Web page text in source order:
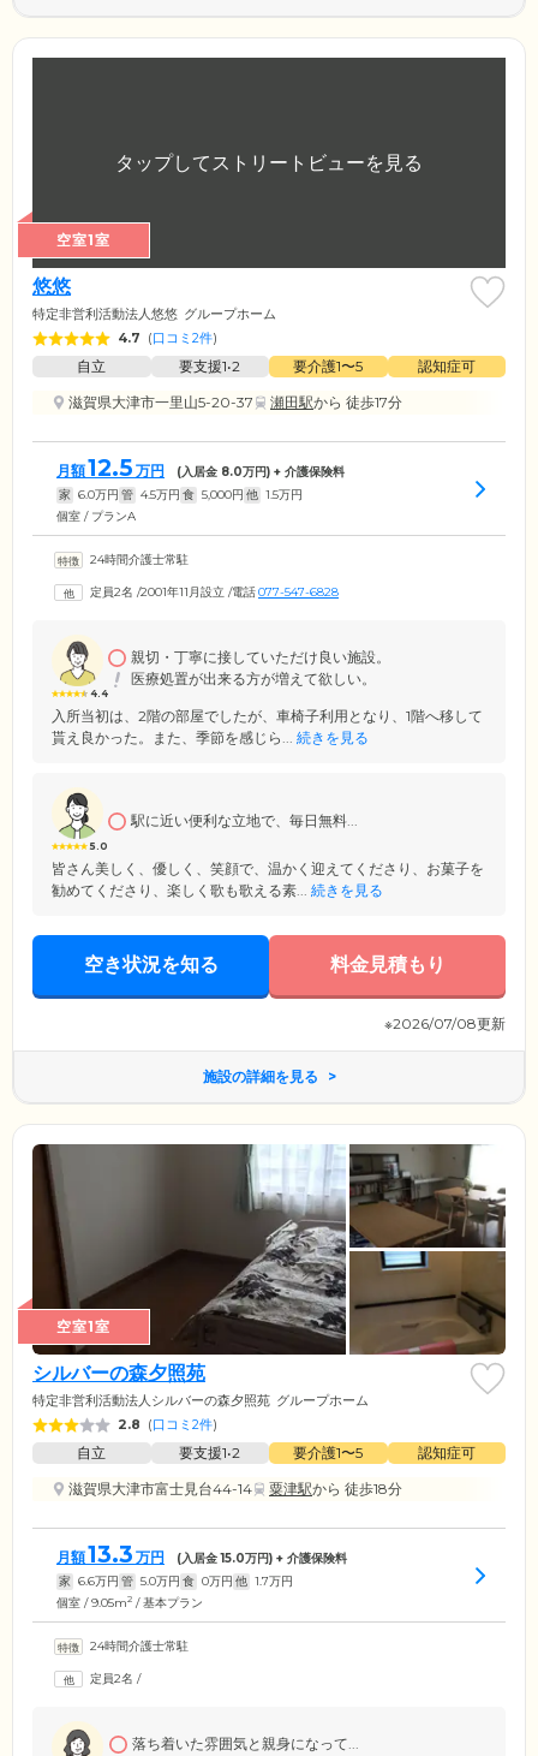
空室1室
悠悠
特定非営利活動法人悠悠 グループホーム
4.7 (口コミ2件)
自立 要支援1•2 要介護1〜5
認知症可
滋賀県大津市一里山5-20-37
瀬田駅から 徒歩17分
月額12.5 万円 (入居金 8.0万円) + 介護保険料
家 6.0万円 管 4.5万円 食 5,000円 他 1.5万円
個室 / プランA
24時間介護士常駐
定員2名 /2001年11月設立 /電話077-547-6828
4.4
親切・丁寧に接していただけ良い施設。
医療処置が出来る方が増えて欲しい。
入所当初は、2階の部屋でしたが、車椅子利用となり、1階へ移して
貰え良かった。また、季節を感じら... 続きを見る
5.0
駅に近い便利な立地で、毎日無料...
皆さん美しく、優しく、笑顔で、温かく迎えてくださり、お菓子を
勧めてくださり、楽しく歌も歌える素... 続きを見る
空き状況を知る 料金見積もり
※2026/07/08更新
施設の詳細を見る
空室1室
シルバーの森夕照苑
特定非営利活動法人シルバーの森夕照苑 グループホーム
2.8 (口コミ2件)
自立 要支援1•2 要介護1〜5
認知症可
滋賀県大津市富士見台44-14
粟津駅から 徒歩18分
月額13.3 万円 (入居金15.0万円) + 介護保険料
家 6.6万円 管 5.0万円 食 0万円 他 1.7万円
個室 / 9.05m2 / 基本プラン
24時間介護士常駐
定員2名 /
落ち着いた雰囲気と親身になって...